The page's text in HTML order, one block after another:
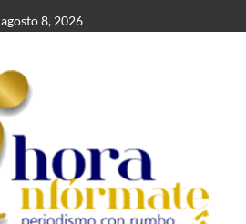
agosto 8, 2026